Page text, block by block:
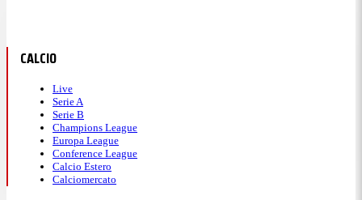
CALCIO
Live
Serie A
Serie B
Champions League
Europa League
Conference League
Calcio Estero
Calciomercato